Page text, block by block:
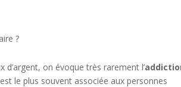
?
d’argent, on évoque très rarement l’
le plus souvent associée aux personnes